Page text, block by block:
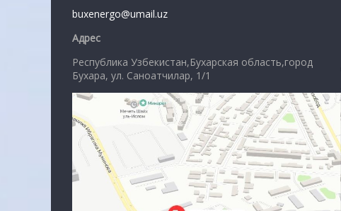
buxenergo@umail.uz
Адрес
Республика Узбекистан,Бухарская область,город
Бухара, ул. Саноатчилар, 1/1